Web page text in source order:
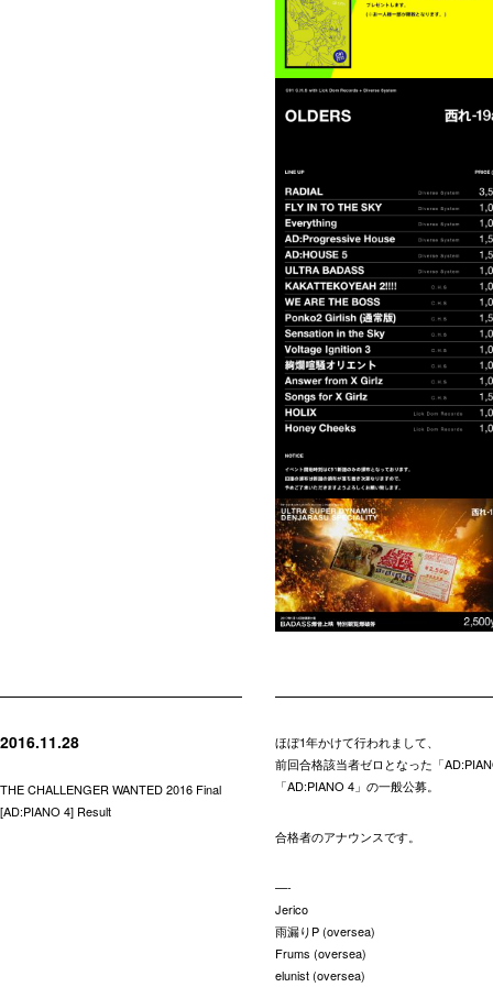
2016.11.28
THE CHALLENGER WANTED 2016 Final
[AD:PIANO 4] Result
ほぼ1年かけて行われまして、
前回合格該当者ゼロとなった「
「AD:PIANO 4」の一般公募。
合格者のアナウンスです。
—-
Jerico
雨漏りP (oversea)
Frums (oversea)
elunist (oversea)